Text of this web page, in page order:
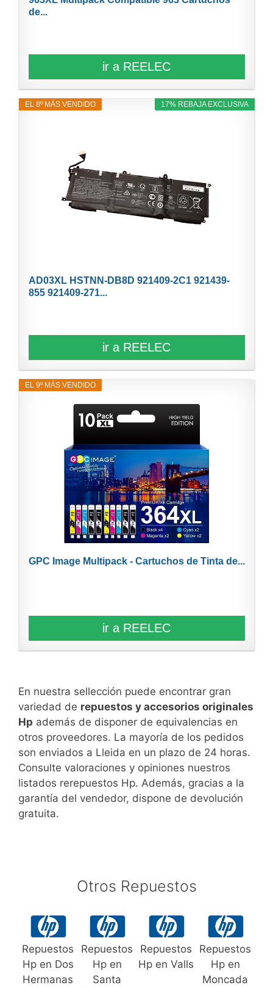
de...
ir a REELEC
17% REBAJA EXCLUSIVA
EL 8º MÁS VENDIDO
AD03XL HSTNN-DB8D 921409-2C1 921439-
855 921409-271...
ir a REELEC
EL 9º MÁS VENDIDO
GPC Image Multipack - Cartuchos de Tinta de...
ir a REELEC
En nuestra sellección puede encontrar gran
variedad de repuestos y accesorios originales
Hp además de disponer de equivalencias en
otros proveedores. La mayoría de los pedidos
son enviados a Lleida en un plazo de 24 horas.
Consulte valoraciones y opiniones nuestros
listados rerepuestos Hp. Además, gracias a la
garantía del vendedor, dispone de devolución
gratuita.
Otros Repuestos
Repuestos
Hp en Dos
Hermanas
Repuestos
Hp en
Santa
Repuestos
Hp en Valls
Repuestos
Hp en
Moncada